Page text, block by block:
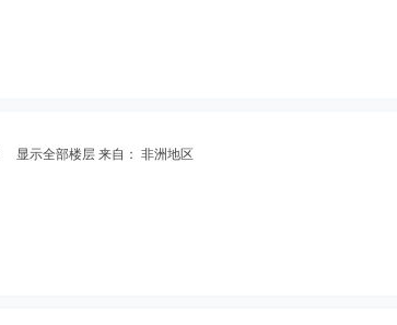
显示全部楼层来自： 非洲地区